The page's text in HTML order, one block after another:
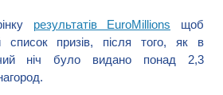
результатів EuroMillions щоб
список призів, після того, як в
ніч було видано понад 2,3